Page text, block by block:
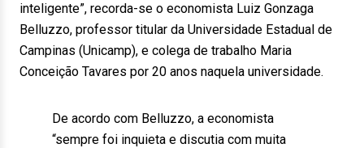
inteligente”, recorda-se o economista Luiz Gonzaga
Belluzzo, professor titular da Universidade Estadual de
Campinas (Unicamp), e colega de trabalho Maria
Conceição Tavares por 20 anos naquela universidade.
De acordo com Belluzzo, a economista
“sempre foi inquieta e discutia com muita